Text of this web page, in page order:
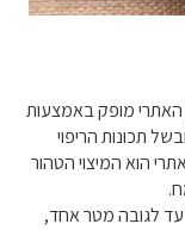
האתרי מופק באמצעות
תכונות הריפוי
הוא המיצוי הטהור
עד לגובה מטר אחד,